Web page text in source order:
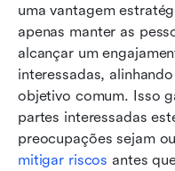
uma vantagem
apenas manter as
alcançar um
interessadas,
objetivo comum. Isso
partes interessadas
mitigar riscos antes